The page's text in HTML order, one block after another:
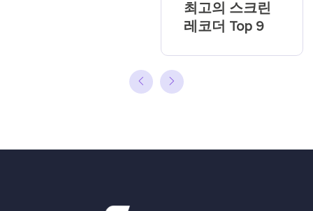
최고의 스크린
레코더 Top 9